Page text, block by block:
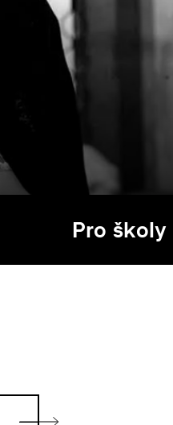
Pro školy